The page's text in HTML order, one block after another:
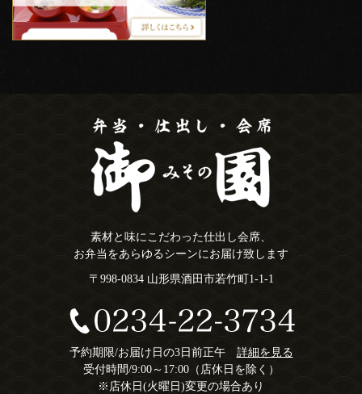
素材と味にこだわった仕出し会席、
お弁当をあらゆるシーンにお届け致します
〒998-0834 山形県酒田市若竹町1-1-1
予約期限/お届け日の3日前正午 詳細を見る
受付時間/9:00～17:00（店休日を除く）
※店休日(火曜日)変更の場合あり